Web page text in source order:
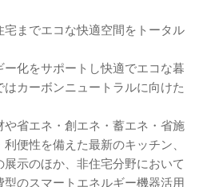
までエコな快適空間をトータル
化をサポートし快適でエコな暮
カーボンニュートラルに向けた
省エネ・創エネ・蓄エネ・省施
便性を備えた最新のキッチン、
示のほか、非住宅分野において
のスマートエネルギー機器活用